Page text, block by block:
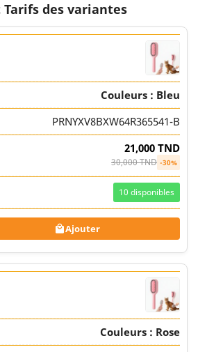
des variantes
Couleurs : Bleu
PRNYXV8BXW64R365541-B
21,000 TND
30,000 TND -30%
10 disponibles
Ajouter
Couleurs : Rose